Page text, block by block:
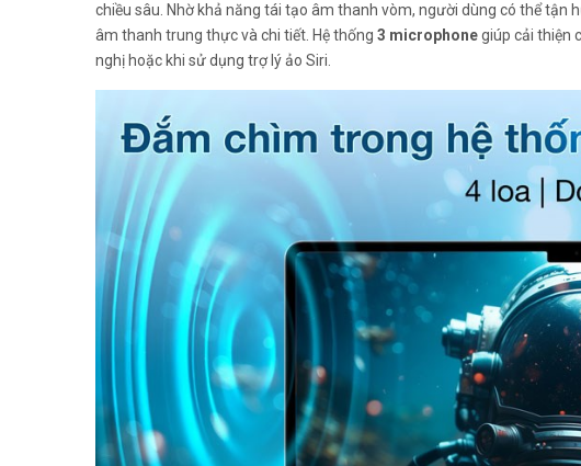
chiều sâu. Nhờ khả năng tái tạo âm thanh vòm, người dùng có thể
âm thanh trung thực và chi tiết. Hệ thống 3 microphonegiúp cải thiện
nghị hoặc khi sử dụng trợ lý ảo Siri.